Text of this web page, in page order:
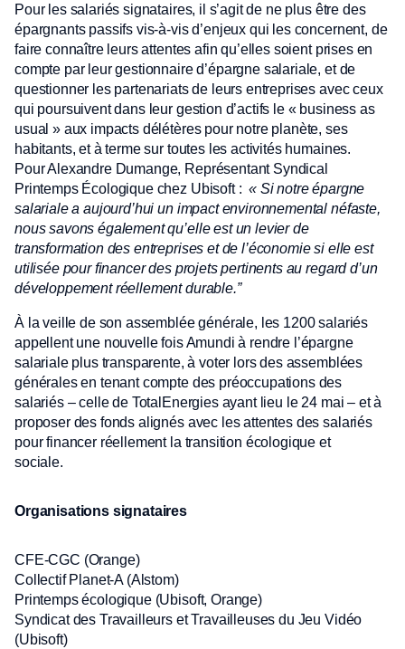
Pour les salariés signataires, il s’agit de ne plus être des
épargnants passifs vis-à-vis d’enjeux qui les concernent, de
faire connaître leurs attentes afin qu’elles soient prises en
compte par leur gestionnaire d’épargne salariale, et de
questionner les partenariats de leurs entreprises avec ceux
qui poursuivent dans leur gestion d’actifs le « business as
usual » aux impacts délétères pour notre planète, ses
habitants, et à terme sur toutes les activités humaines.
Pour Alexandre Dumange, Représentant Syndical
Printemps Écologique chez Ubisoft :« Si notre épargne
salariale a aujourd’hui un impact environnemental néfaste,
nous savons également qu’elle est un levier de
transformation des entreprises et de l’économie si elle est
utilisée pour financer des projets pertinents au regard d’un
développement réellement durable.”
À la veille de son assemblée générale, les 1200 salariés
appellent une nouvelle fois Amundi à rendre l’épargne
salariale plus transparente, à voter lors des assemblées
générales en tenant compte des préoccupations des
salariés – celle de TotalEnergies ayant lieu le 24 mai – et à
proposer des fonds alignés avec les attentes des salariés
pour financer réellement la transition écologique et
sociale.
Organisations signataires
CFE-CGC (Orange)
Collectif Planet-A (Alstom)
Printemps écologique (Ubisoft, Orange)
Syndicat des Travailleurs et Travailleuses du Jeu Vidéo
(Ubisoft)